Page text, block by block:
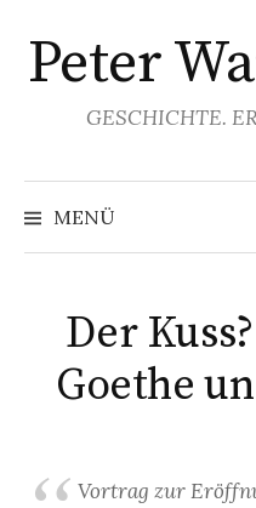
zum
Inhalt
Peter
GESCHICHTE.
MENÜ
Der
Goethe
Vortrag zur